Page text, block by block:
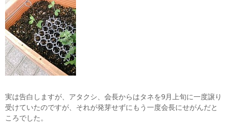
実は告白しますが、アタクシ、会長からはタネを9月上旬に一度譲り
受けていたのですが、それが発芽せずにもう一度会長にせがんだと
ころでした。